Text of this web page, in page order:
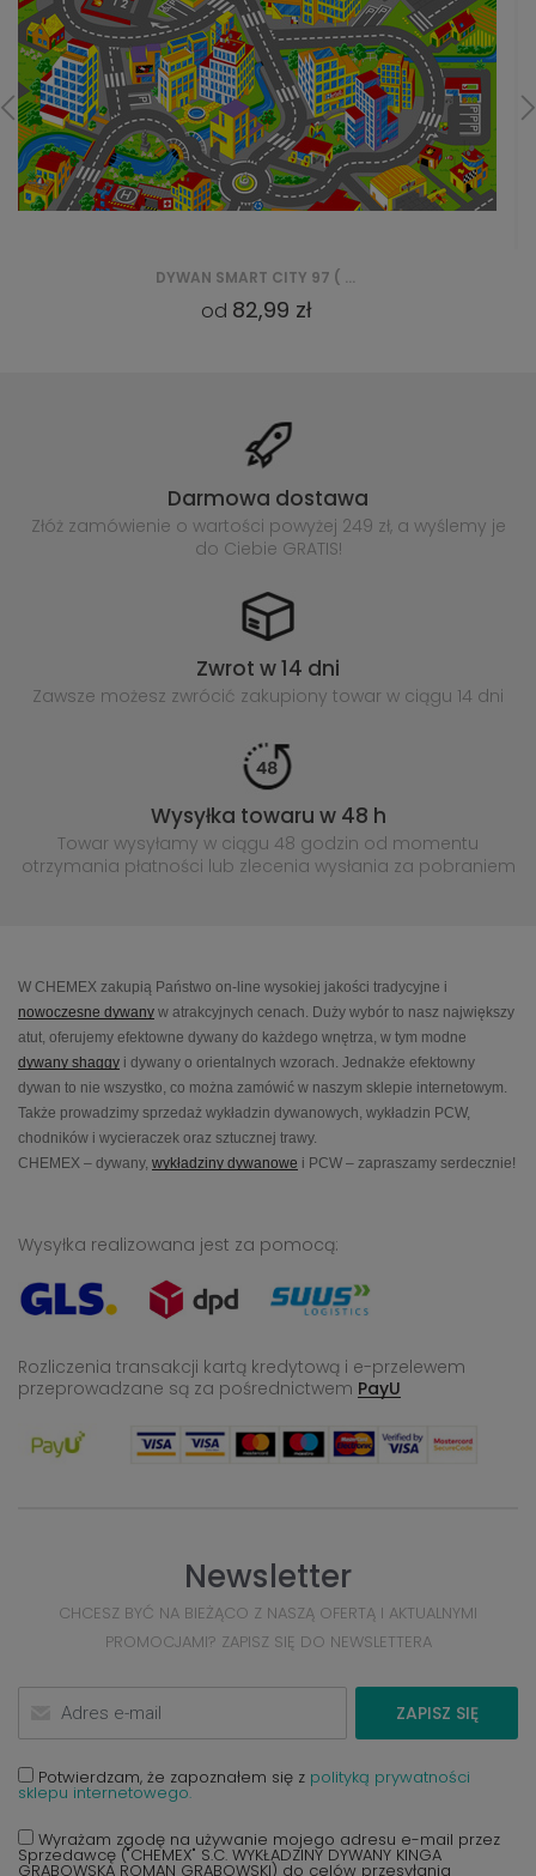
WYKŁADZINA TRAWA SZTUCZNA ZIELONA 30MM
35,99 zł
Darmowa dostawa
Złóż zamówienie o wartości powyżej 249 zł, a wyślemy je
do Ciebie GRATIS!
Zwrot w 14 dni
Zawsze możesz zwrócić zakupiony towar w ciągu 14 dni
Wysyłka towaru w 48 h
Towar wysyłamy w ciągu 48 godzin od momentu
otrzymania płatności lub zlecenia wysłania za pobraniem
W CHEMEX zakupią Państwo on-line wysokiej jakości tradycyjne i
nowoczesne dywany w atrakcyjnych cenach. Duży wybór to nasz największy
atut, oferujemy efektowne dywany do każdego wnętrza, w tym modne
dywany shaggy i dywany o orientalnych wzorach. Jednakże efektowny
dywan to nie wszystko, co można zamówić w naszym sklepie internetowym.
Także prowadzimy sprzedaż wykładzin dywanowych, wykładzin PCW,
chodników i wycieraczek oraz sztucznej trawy.
CHEMEX – dywany, wykładziny dywanowe i PCW – zapraszamy serdecznie!
Wysyłka realizowana jest za pomocą:
Rozliczenia transakcji kartą kredytową i e-przelewem
przeprowadzane są za pośrednictwem PayU
Newsletter
CHCESZ BYĆ NA BIEŻĄCO Z NASZĄ OFERTĄ I AKTUALNYMI
PROMOCJAMI? ZAPISZ SIĘ DO NEWSLETTERA
ZAPISZ SIĘ
Potwierdzam, że zapoznałem się z polityką prywatności
sklepu internetowego.
Wyrażam zgodę na używanie mojego adresu e-mail przez
Sprzedawcę ("CHEMEX" S.C. WYKŁADZINY DYWANY KINGA
GRABOWSKA ROMAN GRABOWSKI) do celów przesyłania